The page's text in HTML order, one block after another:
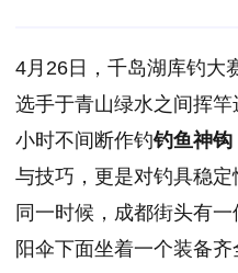
4月26日，千岛湖库钓大
选手于青山绿水之间挥
小时不间断作钓钓鱼神钩
与技巧，更是对钓具稳
同一时候，成都街头有
阳伞下面坐着一个装备